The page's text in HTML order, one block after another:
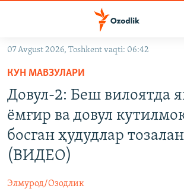
Асосий
навигацияга
ўтинг
Қидиришга
ўтинг
OZODARXIV
На русском
07 Avgust 2026, Toshkent vaqti: 06:42
КУН МАВЗУЛАРИ
Довул-2: Беш вилоятда
ёмғир ва довул
босган ҳудудлар
(ВИДЕО)
Элмурод/Озодлик